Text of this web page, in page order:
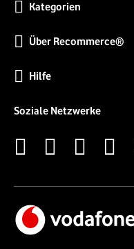
Kategorien
Über Recommerce®
Hilfe
Soziale Netzwerke